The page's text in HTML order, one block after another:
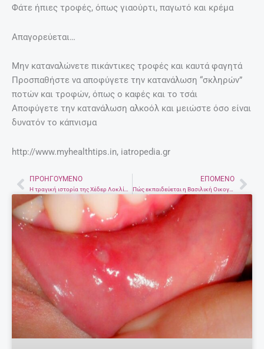
Φάτε ήπιες τροφές, όπως γιαούρτι, παγωτό και κρέμα
Απαγορεύεται…
Μην καταναλώνετε πικάντικες τροφές και καυτά φαγητά
Προσπαθήστε να αποφύγετε την κατανάλωση “σκληρών”
ποτών και τροφών, όπως ο καφές και το τσάι
Αποφύγετε την κατανάλωση αλκοόλ και μειώστε όσο είναι
δυνατόν το κάπνισμα
http://www.myhealthtips.in, iatropedia.gr
PrevΠΡΟΗΓΟΎΜΕΝΟ ΕΠΌΜΕΝΟ
Πώς εκπαιδεύεται η Βασιλική Οικογένεια